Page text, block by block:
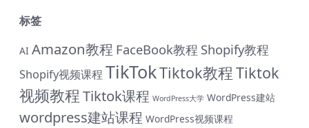
标签
AI Amazon教程 FaceBook教程 Shopify教程
Shopify视频课程TikTokTiktok教程Tiktok
视频教程Tiktok课程 WordPress大学 WordPress建站
wordpress建站课程 WordPress视频课程